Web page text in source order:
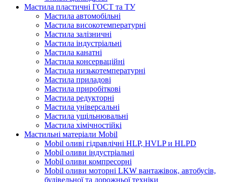
Мастила пластичні ГОСТ та ТУ
Мастила автомобільні
Мастила високотемпературні
Мастила залізничні
Мастила індустріальні
Мастила канатні
Мастила консерваційні
Мастила низькотемпературні
Мастила приладові
Мастила приробіткові
Мастила редукторні
Мастила універсальні
Мастила ущільнювальні
Мастила хімічностійкі
Мастильні матеріали Mobil
Mobil оливі гідравлічні HLP, HVLP и HLPD
Mobil оливи індустріальні
Mobil оливи компресорні
Mobil оливи моторні LKW вантажівок, автобусів,
будівельної та дорожньої техніки